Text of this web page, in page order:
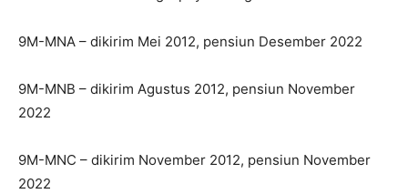
9M-MNA – dikirim Mei 2012, pensiun Desember 2022
9M-MNB – dikirim Agustus 2012, pensiun November
2022
9M-MNC – dikirim November 2012, pensiun November
2022